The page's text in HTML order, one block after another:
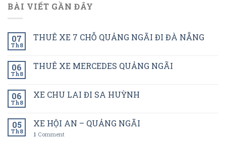
BÀI VIẾT GẦN ĐÂY
07
Th8
THUÊ XE 7 CHỖ QUẢNG NGÃI ĐI ĐÀ NẴNG
06
Th8
THUÊ XE MERCEDES QUẢNG NGÃI
06
Th8
XE CHU LAI ĐI SA HUỲNH
05
Th8
XE HỘI AN – QUẢNG NGÃI
1 Comment